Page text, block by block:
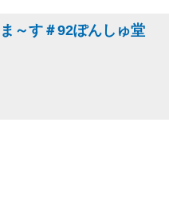
～す＃92ぽんしゅ堂